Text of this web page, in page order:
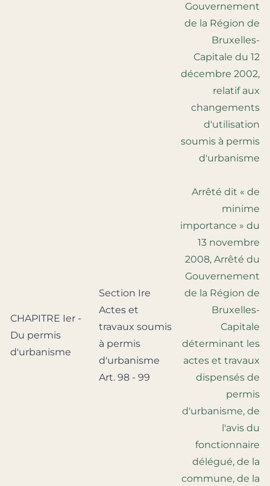
CHAPITRE Ier -
Du permis
d'urbanisme
Section Ire
Actes et
travaux soumis
à permis
d'urbanisme
Art. 98 - 99
Gouvernement
de la Région de
Bruxelles-
Capitale du 12
décembre 2002,
relatif aux
changements
d'utilisation
soumis à permis
d'urbanisme
Arrêté dit « de
minime
importance » du
13 novembre
2008, Arrêté du
Gouvernement
de la Région de
Bruxelles-
Capitale
déterminant les
actes et travaux
dispensés de
permis
d'urbanisme, de
l'avis du
fonctionnaire
délégué, de la
commune, de la